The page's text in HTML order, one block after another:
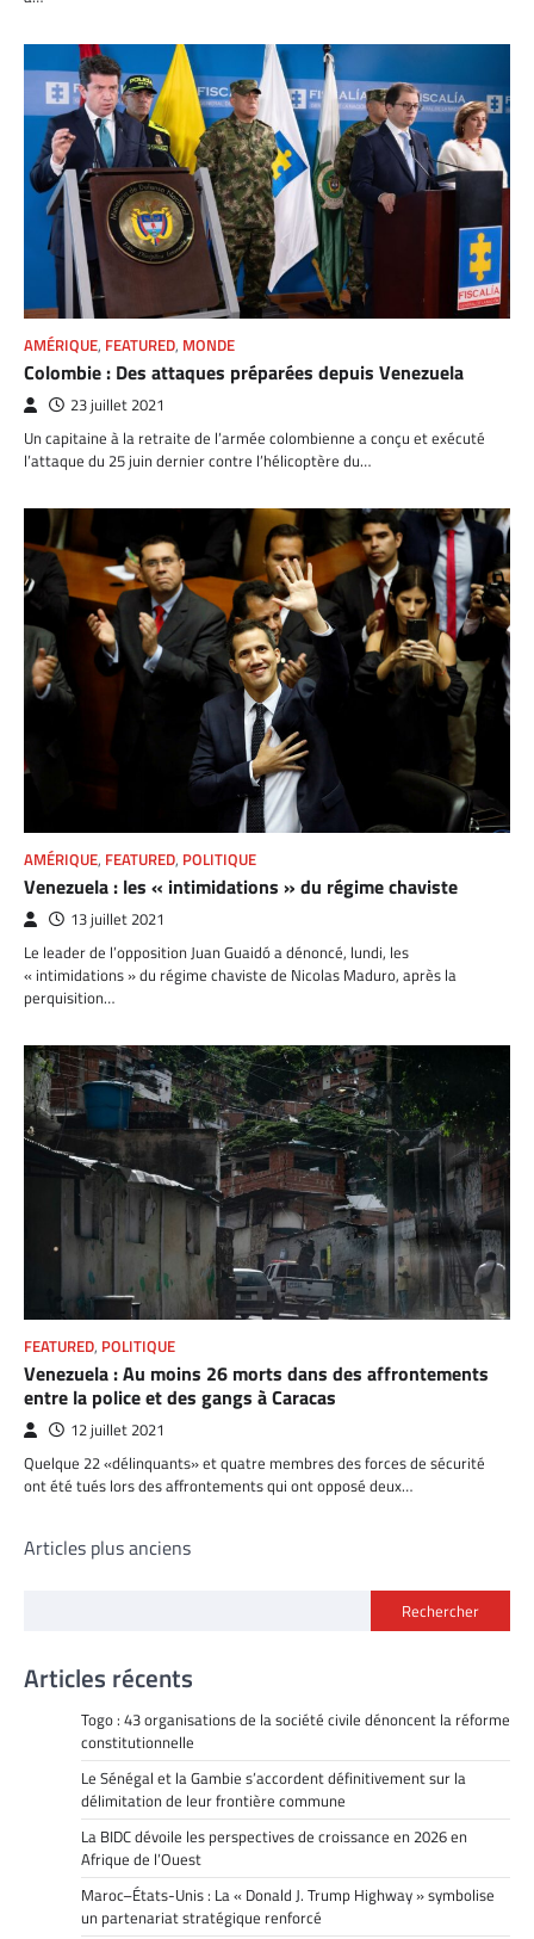
AMÉRIQUE, FEATURED, MONDE
Colombie : Des attaques préparées depuis Venezuela
23 juillet 2021
Un capitaine à la retraite de l’armée colombienne a conçu et exécuté
l’attaque du 25 juin dernier contre l’hélicoptère du…
AMÉRIQUE, FEATURED, POLITIQUE
Venezuela : les « intimidations » du régime chaviste
13 juillet 2021
Le leader de l’opposition Juan Guaidó a dénoncé, lundi, les
« intimidations » du régime chaviste de Nicolas Maduro, après la
perquisition…
FEATURED, POLITIQUE
Venezuela : Au moins 26 morts dans des affrontements
entre la police et des gangs à Caracas
12 juillet 2021
Quelque 22 «délinquants» et quatre membres des forces de sécurité
ont été tués lors des affrontements qui ont opposé deux…
Navigation
Articles plus anciens
Rechercher
Articles récents
Togo : 43 organisations de la société civile dénoncent la réforme
constitutionnelle
Le Sénégal et la Gambie s’accordent définitivement sur la
délimitation de leur frontière commune
La BIDC dévoile les perspectives de croissance en 2026 en
Afrique de l’Ouest
Maroc–États-Unis : La « Donald J. Trump Highway » symbolise
un partenariat stratégique renforcé